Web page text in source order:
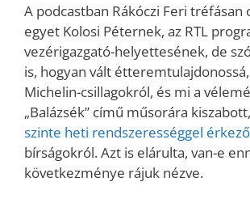
A podcastban Rákóczi Feri
egyet Kolosi Péternek, az RTL
vezérigazgató-helyettesének, de
is, hogyan vált
Michelin-csillagokról, és mi a
„Balázsék” című műsorára
szinte heti rendszerességgel érkező
bírságokról. Azt is elárulta, van-e
következménye rájuk nézve.